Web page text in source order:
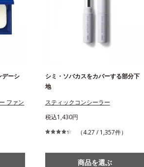
デーシ
ファン
シミ・ソバカスをカバーする部分下
地
スティックコンシーラー
税込1,430円
（4.27 / 1,357件）
商品を選ぶ